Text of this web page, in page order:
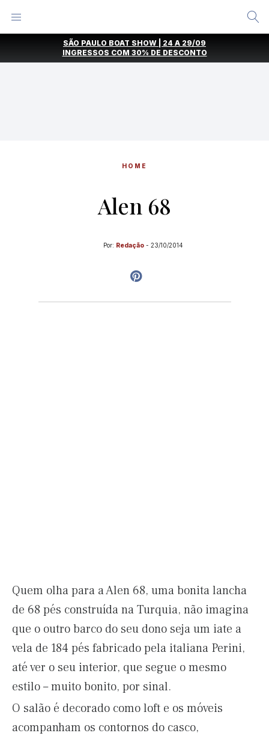
SÃO PAULO BOAT SHOW | 24 A 29/09
INGRESSOS COM 30% DE DESCONTO
HOME
Alen 68
Por: Redação - 23/10/2014
Quem olha para a Alen 68, uma bonita lancha
de 68 pés construída na Turquia, não imagina
que o outro barco do seu dono seja um iate a
vela de 184 pés fabricado pela italiana Perini,
até ver o seu interior, que segue o mesmo
estilo – muito bonito, por sinal.
O salão é decorado como loft e os móveis
acompanham os contornos do casco,